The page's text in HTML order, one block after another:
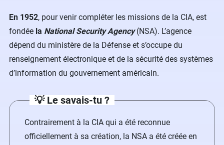
En 1952, pour venir compléter les missions de la CIA, est
fondée la National Security Agency (NSA). L’agence
dépend du ministère de la Défense et s’occupe du
renseignement électronique et de la sécurité des systèmes
d’information du gouvernement américain.
💡 Le savais-tu ?
Contrairement à la CIA qui a été reconnue
officiellement à sa création, la NSA a été créée en